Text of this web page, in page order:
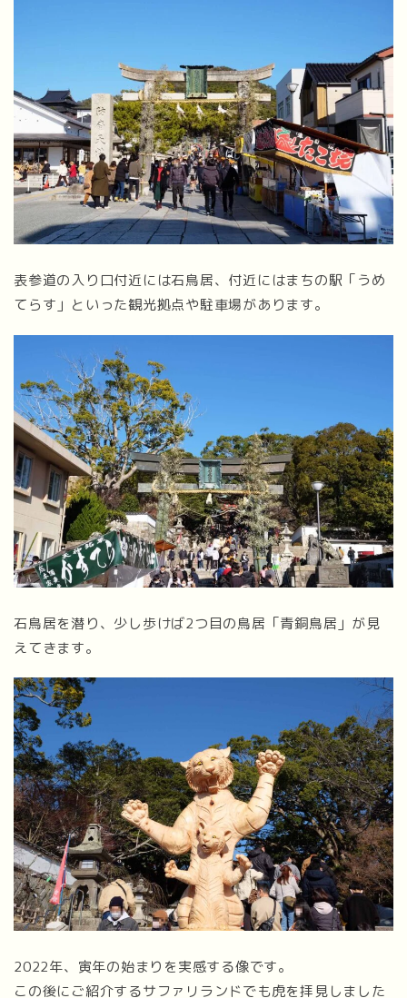
表参道の入り口付近には石鳥居、付近にはまちの駅「うめ
てらす」といった観光拠点や駐車場があります。
石鳥居を潜り、少し歩けば2つ目の鳥居「青銅鳥居」が見
えてきます。
2022年、寅年の始まりを実感する像です。
この後にご紹介するサファリランドでも虎を拝見しました